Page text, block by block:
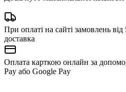
При оплаті на сайті замовлень
доставка
Оплата карткою онлайн за
Pay або Google Pay